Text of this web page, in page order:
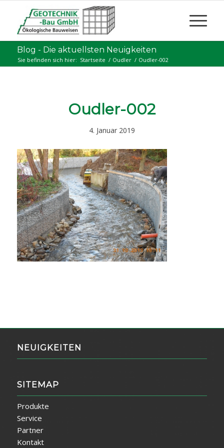
Blog - Die aktuellsten Neuigkeiten
Sie befinden sich hier: Startseite / Oudler / Oudler-002
Oudler-002
4. Januar 2019
NEUIGKEITEN
SITEMAP
Produkte
Service
Partner
Kontakt